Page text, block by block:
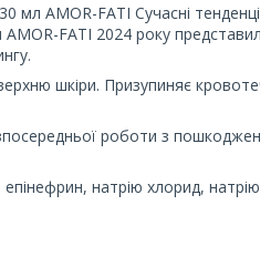
AMOR-FATI Сучасні тенденції
FATI 2024 року
шкіри. Призупиняє
роботи з
епінефрин, натрію хлорид,